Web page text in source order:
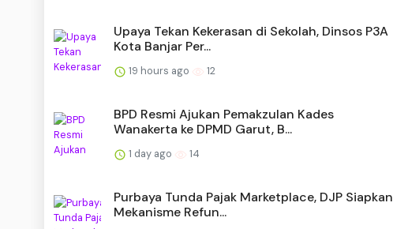
Upaya Tekan Kekerasan di Sekolah, Dinsos P3A
Kota Banjar Per...
19 hours ago 12
BPD Resmi Ajukan Pemakzulan Kades
Wanakerta ke DPMD Garut, B...
1 day ago 14
Purbaya Tunda Pajak Marketplace, DJP Siapkan
Mekanisme Refun...